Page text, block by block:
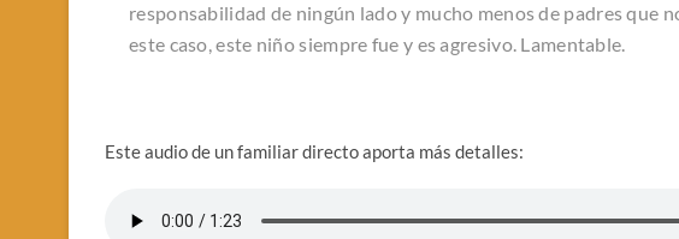
responsabilidad de ningún lado y mucho menos de padres que
este caso, este niño siempre fue y es agresivo. Lamentable.
Este audio de un familiar directo aporta más detalles: